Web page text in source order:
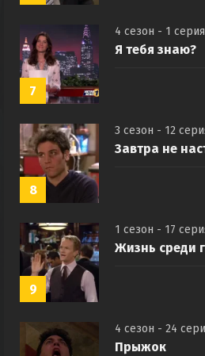
7
4 сезон - 1 серия
Я тебя знаю?
8
3 сезон - 12
Завтра не
9
1 сезон - 17
Жизнь среди
4 сезон - 24
Прыжок